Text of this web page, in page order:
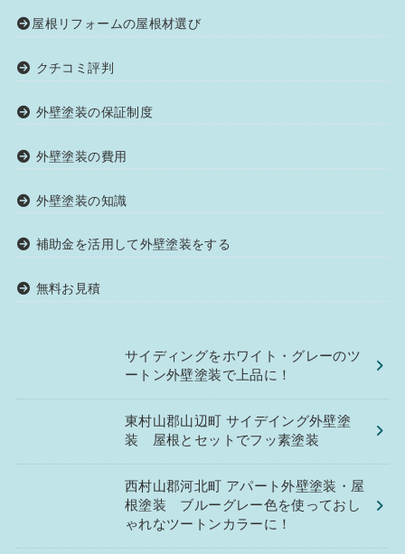
屋根リフォームの屋根材選び
クチコミ評判
外壁塗装の保証制度
外壁塗装の費用
外壁塗装の知識
補助金を活用して外壁塗装をする
無料お見積
サイディングをホワイト・グレーのツ
ートン外壁塗装で上品に！
東村山郡山辺町 サイデイング外壁塗
装 屋根とセットでフッ素塗装
西村山郡河北町 アパート外壁塗装・屋
根塗装 ブルーグレー色を使っておし
ゃれなツートンカラーに！